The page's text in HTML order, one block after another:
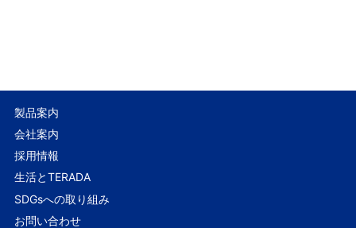
製品案内
会社案内
採用情報
生活とTERADA
SDGsへの取り組み
お問い合わせ